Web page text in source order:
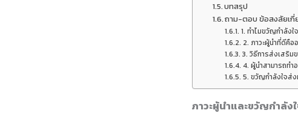
บทสรุป
ถาม-ตอบ ข้อสงสัยเกี่
1. ทำไมขวัญกำลัง
2. ภาวะผู้นำที่ดีคือ
3. วิธีการส่งเสริม
4. ผู้นำสามารถทำ
5. ขวัญกำลังใจส่
ภาวะผู้นำและขวัญกำลัง